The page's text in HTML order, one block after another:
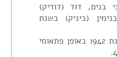
בנים, דוד (דודיק)
1931 ובנימין (ביניק) בשנת
משה נפטר בשנת 1942 באופן פתאומי